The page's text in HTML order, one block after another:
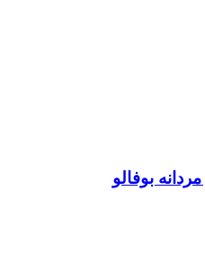
بوفالو